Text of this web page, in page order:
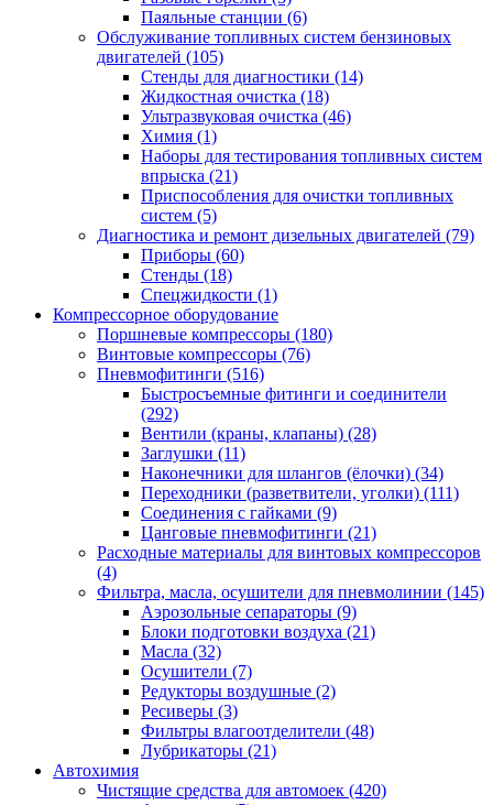
Паяльные станции (6)
Обслуживание топливных систем бензиновых
двигателей (105)
Стенды для диагностики (14)
Жидкостная очистка (18)
Ультразвуковая очистка (46)
Химия (1)
Наборы для тестирования топливных систем
впрыска (21)
Приспособления для очистки топливных
систем (5)
Диагностика и ремонт дизельных двигателей (79)
Приборы (60)
Стенды (18)
Спецжидкости (1)
Компрессорное оборудование
Поршневые компрессоры (180)
Винтовые компрессоры (76)
Пневмофитинги (516)
Быстросъемные фитинги и соединители
(292)
Вентили (краны, клапаны) (28)
Заглушки (11)
Наконечники для шлангов (ёлочки) (34)
Переходники (разветвители, уголки) (111)
Соединения с гайками (9)
Цанговые пневмофитинги (21)
Расходные материалы для винтовых компрессоров
(4)
Фильтра, масла, осушители для пневмолинии (145)
Аэрозольные сепараторы (9)
Блоки подготовки воздуха (21)
Масла (32)
Осушители (7)
Редукторы воздушные (2)
Ресиверы (3)
Фильтры влагоотделители (48)
Лубрикаторы (21)
Автохимия
Чистящие средства для автомоек (420)